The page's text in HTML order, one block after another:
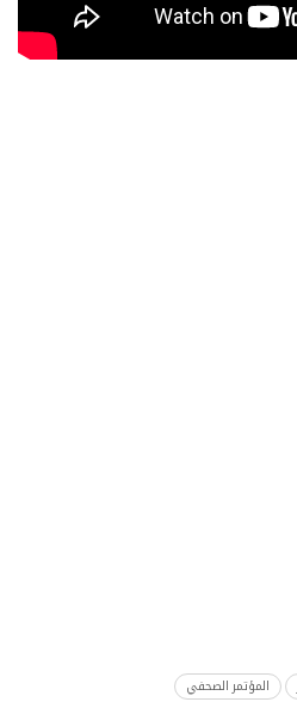
المؤتمر الصحفي